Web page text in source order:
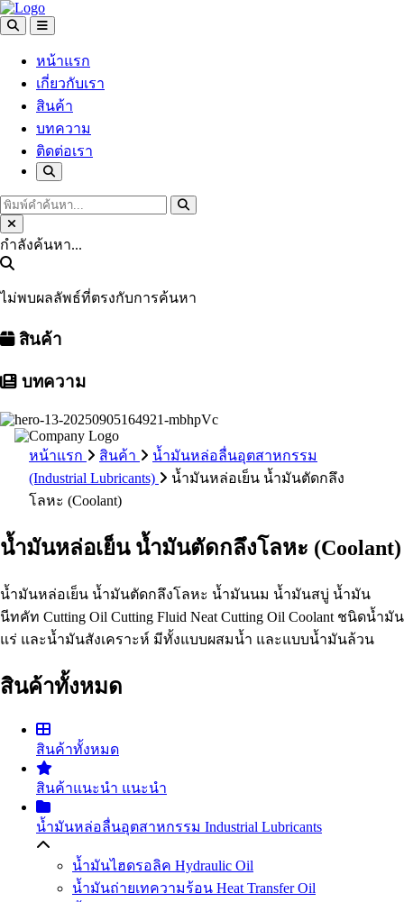
หน้าแรก
เกี่ยวกับเรา
สินค้า
บทความ
ติดต่อเรา
กำลังค้นหา...
ไม่พบผลลัพธ์ที่ตรงกับการค้นหา
สินค้า
บทความ
หน้าแรก สินค้า
น้ำมันหล่อลื่นอุตสาหกรรม
(Industrial Lubricants)
น้ำมันหล่อเย็น น้ำมันตัดกลึง
โลหะ (Coolant)
น้ำมันหล่อเย็น น้ำมันตัดกลึงโลหะ (Coolant)
น้ำมันหล่อเย็น น้ำมันตัดกลึงโลหะ น้ำมันนม น้ำมันสบู่ น้ำมัน
นีทคัท Cutting Oil Cutting Fluid Neat Cutting Oil Coolant ชนิดน้ำมัน
แร่ และน้ำมันสังเคราะห์ มีทั้งแบบผสมน้ำ และแบบน้ำมันล้วน
สินค้าทั้งหมด
สินค้าทั้งหมด
สินค้าแนะนำ แนะนำ
น้ำมันหล่อลื่นอุตสาหกรรม Industrial Lubricants
น้ำมันไฮดรอลิค Hydraulic Oil
น้ำมันถ่ายเทความร้อน Heat Transfer Oil